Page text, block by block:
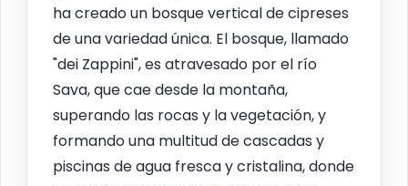
ha creado un bosque vertical de cipreses
de una variedad única. El bosque, llamado
"dei Zappini", es atravesado por el río
Sava, que cae desde la montaña,
superando las rocas y la vegetación, y
formando una multitud de cascadas y
piscinas de agua fresca y cristalina, donde